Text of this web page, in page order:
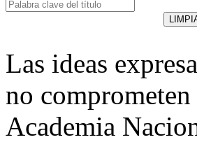
Las ideas
no
Academia